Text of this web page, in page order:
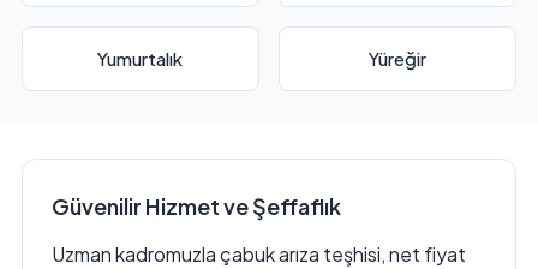
Yumurtalık Yüreğir
Güvenilir Hizmet ve Şeffaflık
Uzman kadromuzla çabuk arıza teşhisi, net fiyat